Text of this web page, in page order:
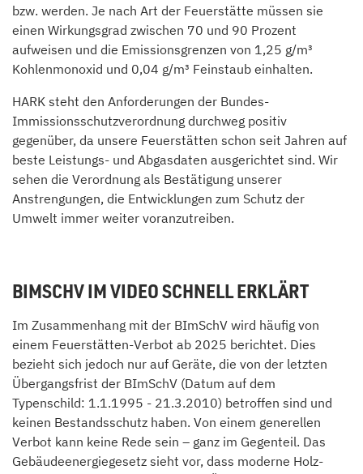
bzw. werden. Je nach Art der Feuerstätte müssen sie
einen Wirkungsgrad zwischen 70 und 90 Prozent
aufweisen und die Emissionsgrenzen von 1,25 g/m³
Kohlenmonoxid und 0,04 g/m³ Feinstaub einhalten.
HARK steht den Anforderungen der Bundes-
Immissionsschutzverordnung durchweg positiv
gegenüber, da unsere Feuerstätten schon seit Jahren auf
beste Leistungs- und Abgasdaten ausgerichtet sind. Wir
sehen die Verordnung als Bestätigung unserer
Anstrengungen, die Entwicklungen zum Schutz der
Umwelt immer weiter voranzutreiben.
BIMSCHV IM VIDEO SCHNELL ERKLÄRT
Im Zusammenhang mit der BImSchV wird häufig von
einem Feuerstätten-Verbot ab 2025 berichtet. Dies
bezieht sich jedoch nur auf Geräte, die von der letzten
Übergangsfrist der BImSchV (Datum auf dem
Typenschild: 1.1.1995 - 21.3.2010) betroffen sind und
keinen Bestandsschutz haben. Von einem generellen
Verbot kann keine Rede sein – ganz im Gegenteil. Das
Gebäudeenergiegesetz sieht vor, dass moderne Holz-